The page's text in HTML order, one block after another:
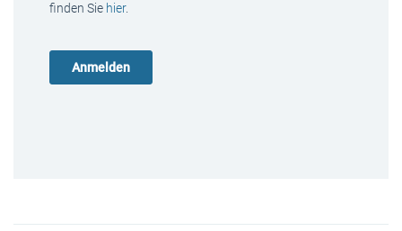
finden Sie hier.